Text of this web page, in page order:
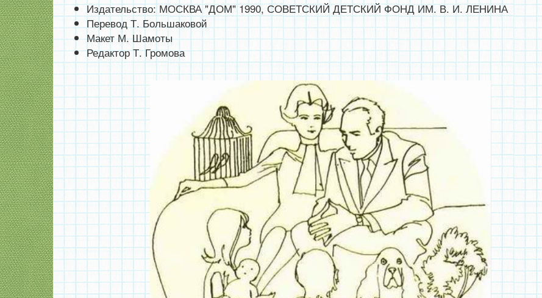
Издательство: МОСКВА "ДОМ" 1990, СОВЕТСКИЙ ДЕТСКИЙ ФОНД ИМ. В. И. ЛЕНИНА
Перевод Т. Большаковой
Макет М. Шамоты
Редактор Т. Громова